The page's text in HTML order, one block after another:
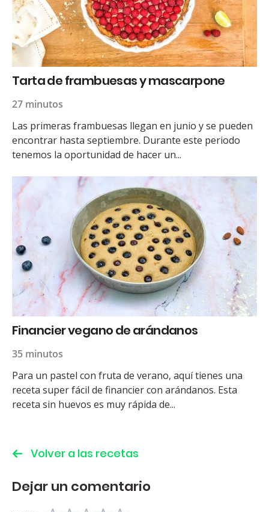
Tarta de frambuesas y mascarpone
27 minutos
Las primeras frambuesas llegan en junio y se pueden
encontrar hasta septiembre. Durante este periodo
tenemos la oportunidad de hacer un...
Financier vegano de arándanos
35 minutos
Para un pastel con fruta de verano, aquí tienes una
receta super fácil de financier con arándanos. Esta
receta sin huevos es muy rápida de...
Volver a las recetas
Dejar un comentario